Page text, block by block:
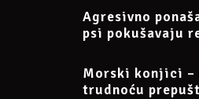
Agresivno
psi pokušavaju
Morski konjici –
trudnoću